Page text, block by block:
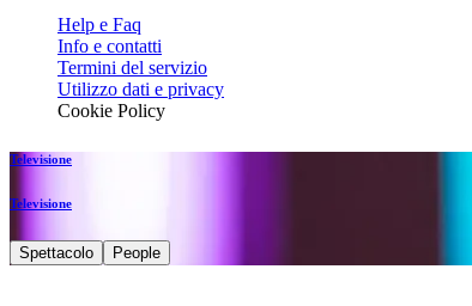
Help e Faq
Info e contatti
Termini del servizio
Utilizzo dati e privacy
Cookie Policy
Televisione
Televisione
Spettacolo People